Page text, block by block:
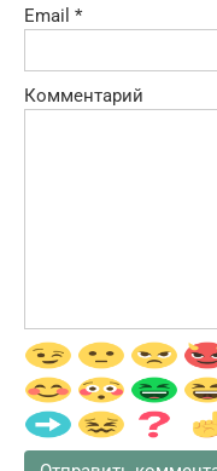
Email *
Комментарий